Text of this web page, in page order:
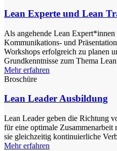
Lean Experte und Lean
Als angehende Lean Expert*innen
Kommunikations- und
Workshops erfolgreich zu planen
Grundkenntnisse zum Thema
Mehr erfahren
Broschüre
Lean Leader Ausbildung
Lean Leader geben die Richtung
für eine optimale Zusammenarbeit
sie gleichzeitig kontinuierliche
Mehr erfahren